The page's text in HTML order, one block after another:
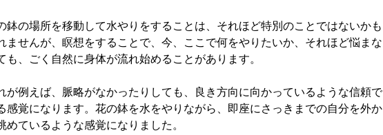
鉢の場所を移動して水やりをすることは、それほど特別のことではないかも
ませんが、瞑想をすることで、今、ここで何をやりたいか、それほど悩まな
も、ごく自然に身体が流れ始めることがあります。
が例えば、脈略がなかったりしても、良き方向に向かっているような信頼で
感覚になります。花の鉢を水をやりながら、即座にさっきまでの自分を外か
めているような感覚になりました。